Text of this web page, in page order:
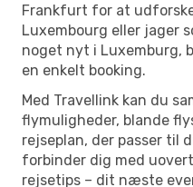
Frankfurt for at
Luxembourg eller jager
noget nyt i Luxemburg,
en enkelt booking.
Med Travellink kan du
flymuligheder, blande
rejseplan, der passer til
forbinder dig med
rejsetips – dit næste